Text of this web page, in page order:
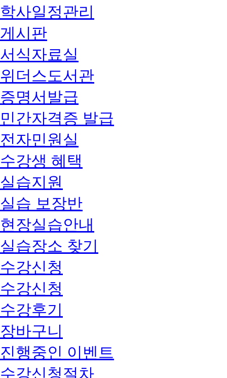
학사일정관리
게시판
서식자료실
위더스도서관
증명서발급
민간자격증 발급
전자민원실
수강생 혜택
실습지원
실습 보장반
현장실습안내
실습장소 찾기
수강신청
수강신청
수강후기
장바구니
진행중인 이벤트
수강신청절차